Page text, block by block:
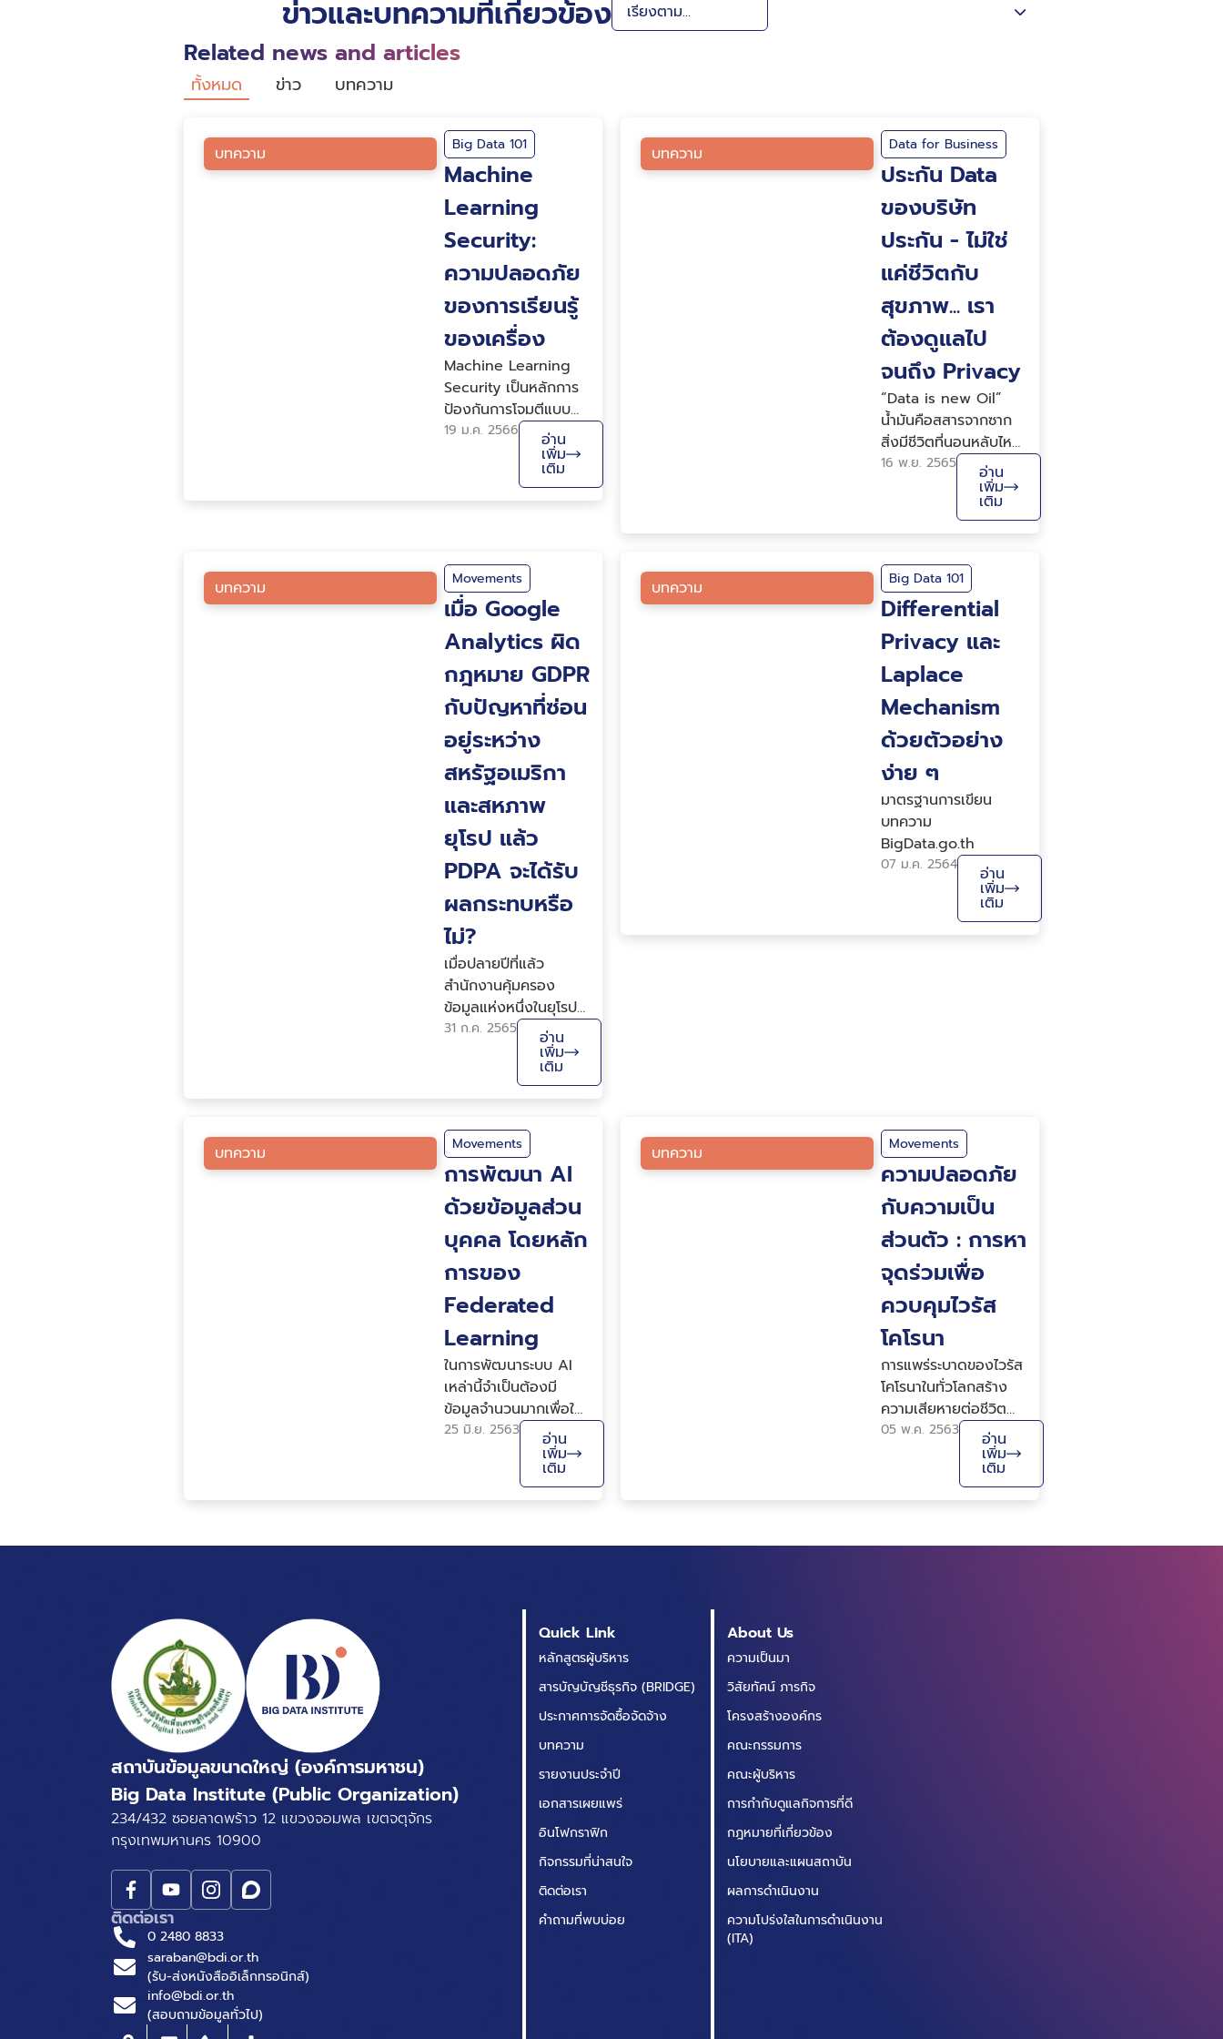
ข่าวและบทความที่เกี่ยวข้อง
Related news and articles
ทั้งหมด ข่าว บทความ
บทความ Big Data 101
Machine
Learning
Security:
ความปลอดภัย
ของการเรียนรู้
ของเครื่อง
Machine Learning
Security เป็นหลักการ
ป้องกันการโจมตีแบบ
จำลองการเรียนรู้ของ
เครื่องระหว่างที่ถูกนำไป
19 ม.ค. 2566 อ่าน
เพิ่ม
เติม
บทความ Data for Business
ประกัน Data
ของบริษัท
ประกัน - ไม่ใช่
แค่ชีวิตกับ
สุขภาพ... เรา
ต้องดูแลไป
จนถึง Privacy
“Data is new Oil”
น้ำมันคือสสารจากซาก
สิ่งมีชีวิตที่นอนหลับไหล
ใต้ผืนโลกแสนนาน
ของเหลวสีดำ ๆ ที่
มนุษย์เมื่อหลายร้อยปีที่
แล้วจินตนาการไม่ออก
ทุกวันนี้ ทรัพยากรตัวนี้
สร้างความตื่นตาตื่นใจ
มันกลายเป็นแหล่ง
พลังงานให้พวกเรา
ดำเนินชีวิตที่ดีและสบาย
ขึ้นทุก ๆ วัน และก็เพราะ
น้ำมันสีดำ ๆ นี...
16 พ.ย. 2565 อ่าน
เพิ่ม
เติม
บทความ Movements
เมื่อ Google
Analytics ผิด
กฎหมาย GDPR
กับปัญหาที่ซ่อน
อยู่ระหว่าง
สหรัฐอเมริกา
และสหภาพ
ยุโรป แล้ว
PDPA จะได้รับ
ผลกระทบหรือ
ไม่?
เมื่อปลายปีที่แล้ว
สำนักงานคุ้มครอง
ข้อมูลแห่งหนึ่งในยุโรป
ได้แถลงการณ์ถึงการใช้
บริการติดตามผู้ใช้งาน
ออนไลน์อย่าง Google
Analytics ว่าขัดกับ
ส่วนบุคคลยุโรป
(General Data
Protection
Regulation: GDPR)
สิ่งนี้ไม่เพียงแต่ส่งผลก
ระทบต่อธุรกิจที่กำลังใช้
งาน Google
Analytics เท่านั้น แต่
ยัง...
31 ก.ค. 2565 อ่าน
เพิ่ม
เติม
บทความ Big Data 101
Differential
Privacy และ
Laplace
Mechanism
ด้วยตัวอย่าง
ง่าย ๆ
มาตรฐานการเขียน
บทความ
BigData.go.th
07 ม.ค. 2564 อ่าน
เพิ่ม
เติม
บทความ Movements
การพัฒนา AI
ด้วยข้อมูลส่วน
บุคคล โดยหลัก
การของ
Federated
Learning
ในการพัฒนาระบบ AI
เหล่านี้จำเป็นต้องมี
ข้อมูลจำนวนมากเพื่อใช้
ในการสอน AI ซึ่งข้อมูล
เหล่านี้อาจจะรวมถึง
ข้อมูลที่อ่อนไหว เช่น
ข้อมูลส่วนบุคคล การ
ความเป็นส่วนตัวของ
ข้อมูลด้านสุขภาพโดย
เฉพาะในปัจจุบันที่มีการ
บังคับใช้ พรบ. คุ้มครอง
25 มิ.ย. 2563 อ่าน
เพิ่ม
เติม
บทความ Movements
ความปลอดภัย
กับความเป็น
ส่วนตัว : การหา
จุดร่วมเพื่อ
ควบคุมไวรัส
โคโรนา
การแพร่ระบาดของไวรัส
โคโรนาในทั่วโลกสร้าง
ความเสียหายต่อชีวิต
ผู้คนและเศรษฐกิจอย่าง
รุนแรงและมหาศาล ถึง
แม้ตอนนี้รัฐบาลดู
เหมือนจะควบคุมตัวเลข
ประเทศไปแล้ว แต่ว่า
05 พ.ค. 2563 อ่าน
เพิ่ม
เติม
สถาบันข้อมูลขนาดใหญ่ (องค์การมหาชน)
Big Data Institute (Public Organization)
234/432 ซอยลาดพร้าว 12 แขวงจอมพล เขตจตุจักร
กรุงเทพมหานคร 10900
ติดต่อเรา
0 2480 8833
saraban@bdi.or.th
(รับ-ส่งหนังสืออิเล็กทรอนิกส์)
info@bdi.or.th
(สอบถามข้อมูลทั่วไป)
Quick Link
หลักสูตรผู้บริหาร
สารบัญบัญชีธุรกิจ (BRIDGE)
ประกาศการจัดซื้อจัดจ้าง
บทความ
รายงานประจำปี
เอกสารเผยแพร่
อินโฟกราฟิก
กิจกรรมที่น่าสนใจ
ติดต่อเรา
คำถามที่พบบ่อย
About Us
ความเป็นมา
วิสัยทัศน์ ภารกิจ
โครงสร้างองค์กร
คณะกรรมการ
คณะผู้บริหาร
การกำกับดูแลกิจการที่ดี
กฎหมายที่เกี่ยวข้อง
นโยบายและแผนสถาบัน
ผลการดำเนินงาน
ความโปร่งใสในการดำเนินงาน
(ITA)